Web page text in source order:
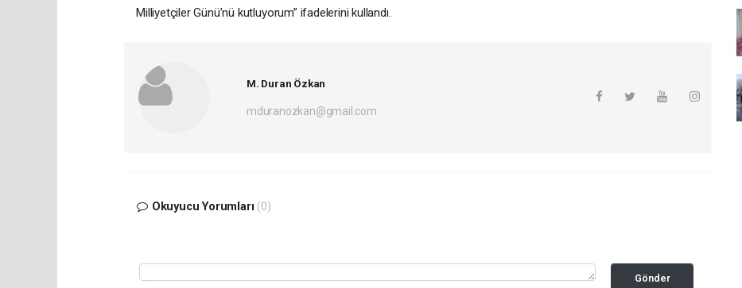
Milliyetçiler Günü’nü kutluyorum” ifadelerini kullandı.
M. Duran Özkan
mduranozkan@gmail.com
Okuyucu Yorumları (0)
Gönder